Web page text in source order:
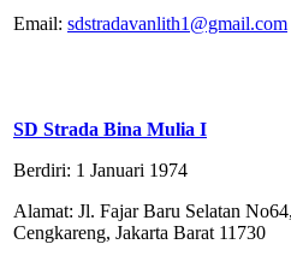
Email: sdstradavanlith1@gmail.com
SD Strada Bina Mulia I
Berdiri: 1 Januari 1974
Alamat: Jl. Fajar Baru Selatan No64,
Cengkareng, Jakarta Barat 11730